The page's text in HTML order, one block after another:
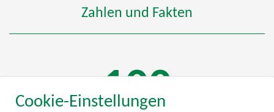
Cookie-Einstellungen
Zahlen und Fakten
114